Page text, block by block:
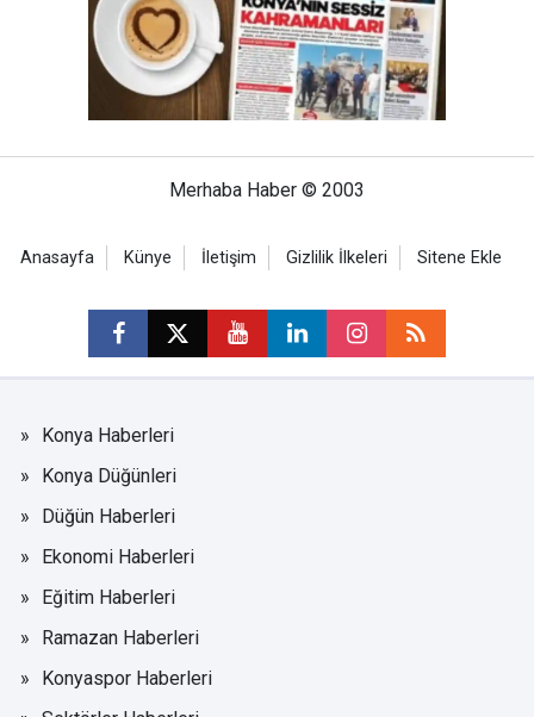
Merhaba Haber © 2003
Anasayfa Künye İletişim Gizlilik İlkeleri Sitene Ekle
Konya Haberleri
Konya Düğünleri
Düğün Haberleri
Ekonomi Haberleri
Eğitim Haberleri
Ramazan Haberleri
Konyaspor Haberleri